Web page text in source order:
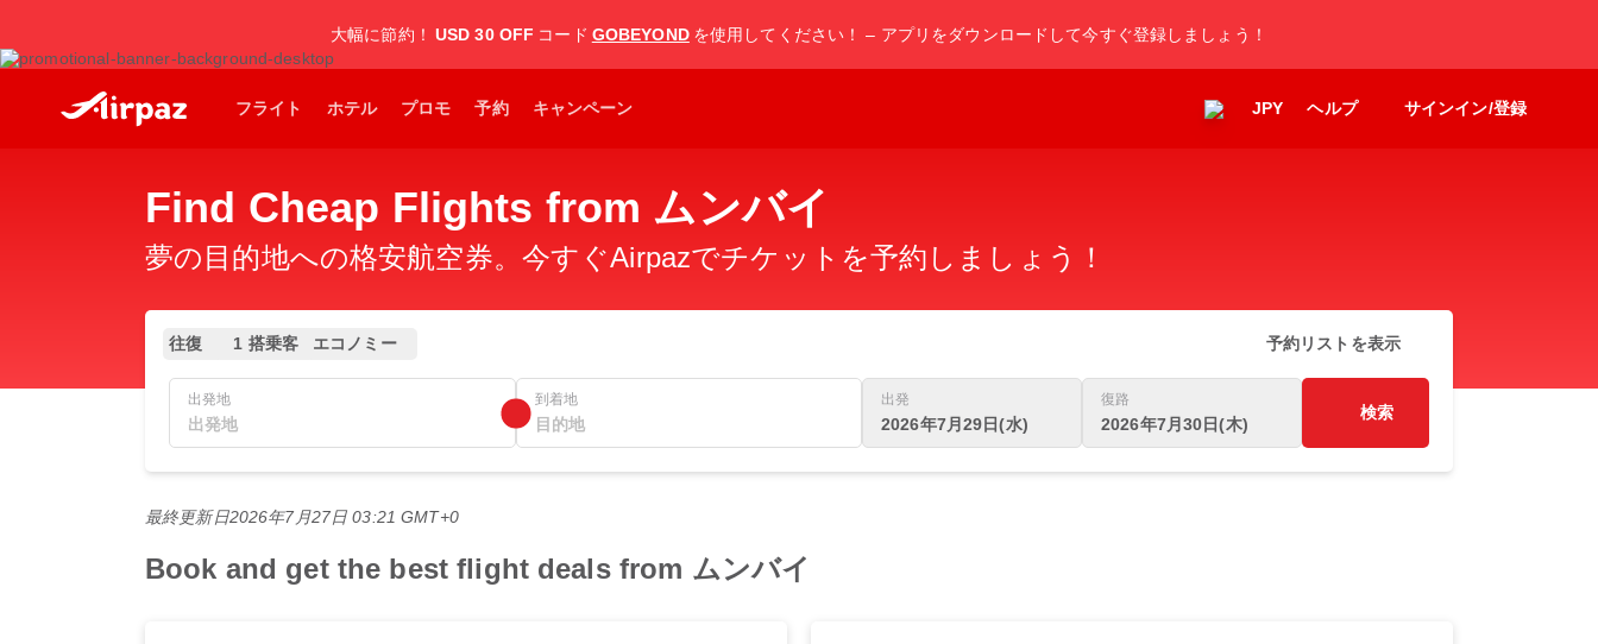
大幅に節約！ USD 30 OFF コード GOBEYOND を使用してください！ – アプリをダウンロードして今すぐ登録しましょう！
フライト ホテル プロモ 予約 キャンペーン JPY ヘルプ サインイン/登録
Find Cheap Flights from ムンバイ
夢の目的地への格安航空券。今すぐAirpazでチケットを予約しましょう！
往復 1 搭乗客 エコノミー 予約リストを表示
出発地 到着地 出発
2026年7月29日(水)
復路
2026年7月30日(木)
検索
最終更新日2026年7月27日 03:21 GMT+0
Book and get the best flight deals from ムンバイ